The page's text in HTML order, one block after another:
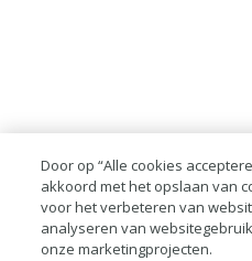
Door op “Alle cookies
akkoord met het opslaan van
voor het verbeteren van
analyseren van
onze marketingprojecten.